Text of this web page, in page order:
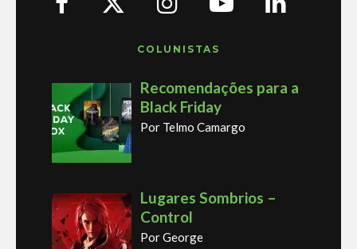
COLUNISTAS
Recomendações para a
Black Friday
Por Telmo Camargo
Lugares Sombrios –
Control
Por George